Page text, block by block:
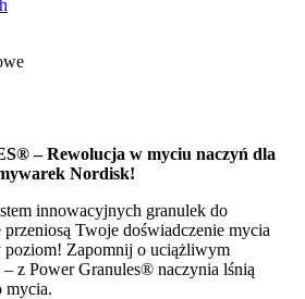
– Rewolucja w myciu naczyń dla
Nordisk!
innowacyjnych granulek do
Twoje doświadczenie mycia
poziom! Zapomnij o uciążliwym
z Power Granules® naczynia lśnią
mycia.